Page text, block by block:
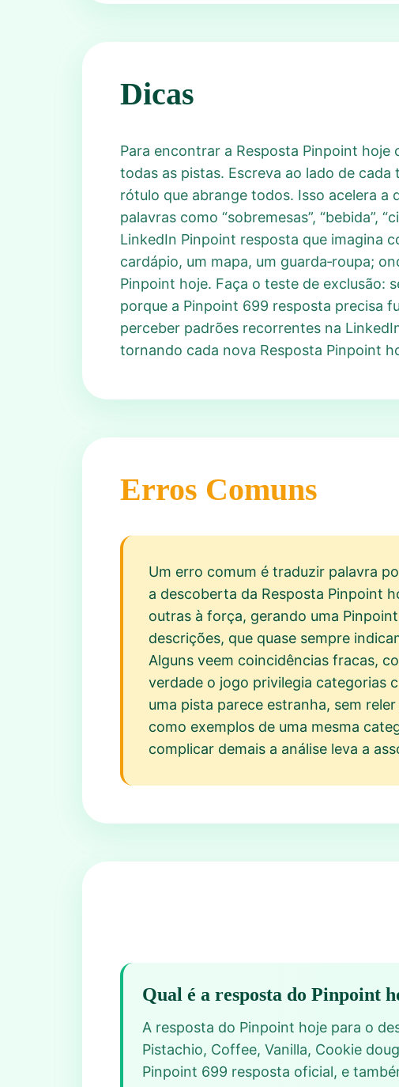
Dicas
Para encontrar a Resposta Pinpoint
todas as pistas. Escreva ao lado de
rótulo que abrange todos. Isso acelera
palavras como “sobremesas”, “bebida”,
LinkedIn Pinpoint resposta que imagina
cardápio, um mapa, um guarda‑roupa;
Pinpoint hoje. Faça o teste de exclusão:
porque a Pinpoint 699 resposta precisa
perceber padrões recorrentes na
tornando cada nova Resposta Pinpoint
Erros Comuns
Um erro comum é traduzir palavra
a descoberta da Resposta Pinpoint
outras à força, gerando uma
descrições, que quase sempre
Alguns veem coincidências fracas,
verdade o jogo privilegia categorias
uma pista parece estranha, sem
como exemplos de uma mesma
complicar demais a análise leva a
Qual é a resposta do Pinpoint
A resposta do Pinpoint hoje para o
Pistachio, Coffee, Vanilla, Cookie
Pinpoint 699 resposta oficial, e